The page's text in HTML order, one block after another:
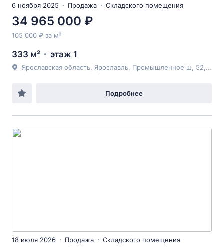
6 ноября 2025 Продажа Складского помещения
34 965 000 ₽
105 000 ₽ за м²
333 м² этаж 1
Ярославская область, Ярославль, Промышленное ш, 52, литера1
Подробнее
18 июля 2026 Продажа Складского помещения